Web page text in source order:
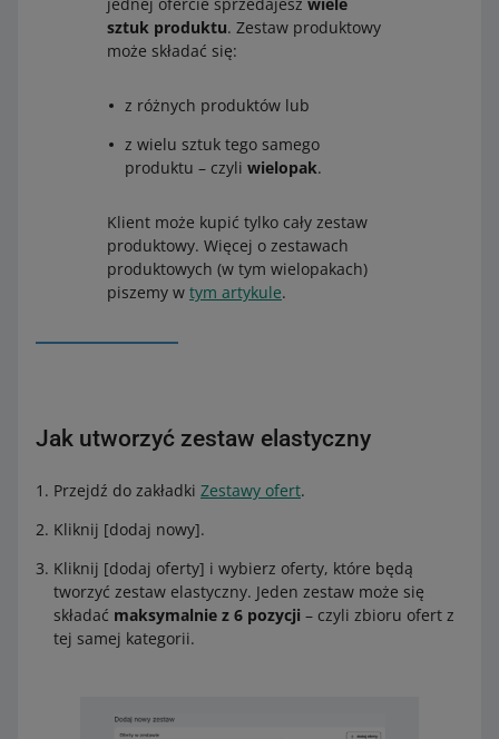
sztuk produktu. Zestaw produktowy
może składać się:
z różnych produktów lub
z wielu sztuk tego samego
produktu – czyli wielopak.
Klient może kupić tylko cały zestaw
produktowy. Więcej o zestawach
produktowych (w tym wielopakach)
piszemy w tym artykule.
Jak utworzyć zestaw elastyczny
Przejdź do zakładki Zestawy ofert.
Kliknij [dodaj nowy].
Kliknij [dodaj oferty] i wybierz oferty, które będą
tworzyć zestaw elastyczny. Jeden zestaw może się
składać maksymalnie z 6 pozycji – czyli zbioru ofert z
tej samej kategorii.